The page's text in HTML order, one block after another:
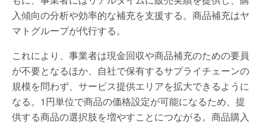
入傾向の分析や効率的な補充を支援する。商品補充はヤ
マトグループが代行する。
これにより、事業者は現金回収や商品補充のための要員
が不要となるほか、自社で保有するサプライチェーンの
規模を問わず、サービス提供エリアを拡大できるように
なる。1円単位で商品の価格設定が可能になるため、提
供する商品の選択肢を増やすことにつながる。商品購入